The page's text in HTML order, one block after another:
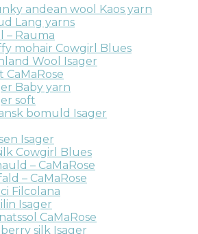
andean wool Kaos yarn
Lang yarns
– Rauma
mohair Cowgirl Blues
Wool Isager
CaMaRose
Baby yarn
soft
bomuld Isager
Isager
Cowgirl Blues
– CaMaRose
– CaMaRose
Filcolana
Isager
CaMaRose
silk Isager